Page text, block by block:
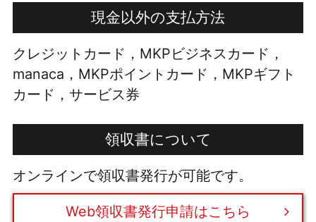
現金以外の支払方法
クレジットカード，MKPビジネスカード，
manaca，MKPポイントカード，MKPギフト
カード，サービス券
領収書について
オンラインで領収書発行が可能です。
Web領収書発行申請はこちら